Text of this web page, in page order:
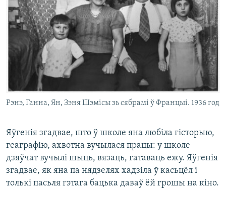
Рэнэ, Ганна, Ян, Зэня Шэмісы зь сябрамі ў Францыі. 1936 год
Яўгенія згадвае, што ў школе яна любіла гісторыю,
геаграфію, ахвотна вучылася працы: у школе
дзяўчат вучылі шыць, вязаць, гатаваць ежу. Яўгенія
згадвае, як яна па нядзелях хадзіла ў касьцёл і
толькі пасьля гэтага бацька даваў ёй грошы на кіно.